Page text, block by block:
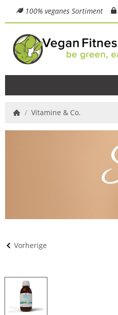
100% veganes Sortiment
/ Vitamine & Co.
Vorherige